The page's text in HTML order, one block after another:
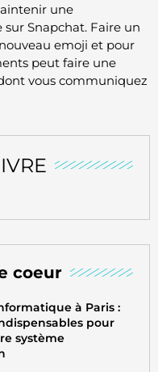
coeur
à Paris :
pour
système
une
Snapchat. Faire un
emoji et pour
peut faire une
vous communiquez